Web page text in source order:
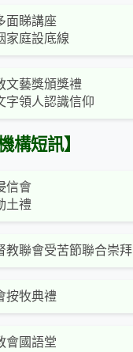
面睇講座
庭設底線
文藝獎頒獎禮
領人認識信仰
構短訊】
信會
土禮
教聯會受苦節聯合崇拜
按牧典禮
會國語堂